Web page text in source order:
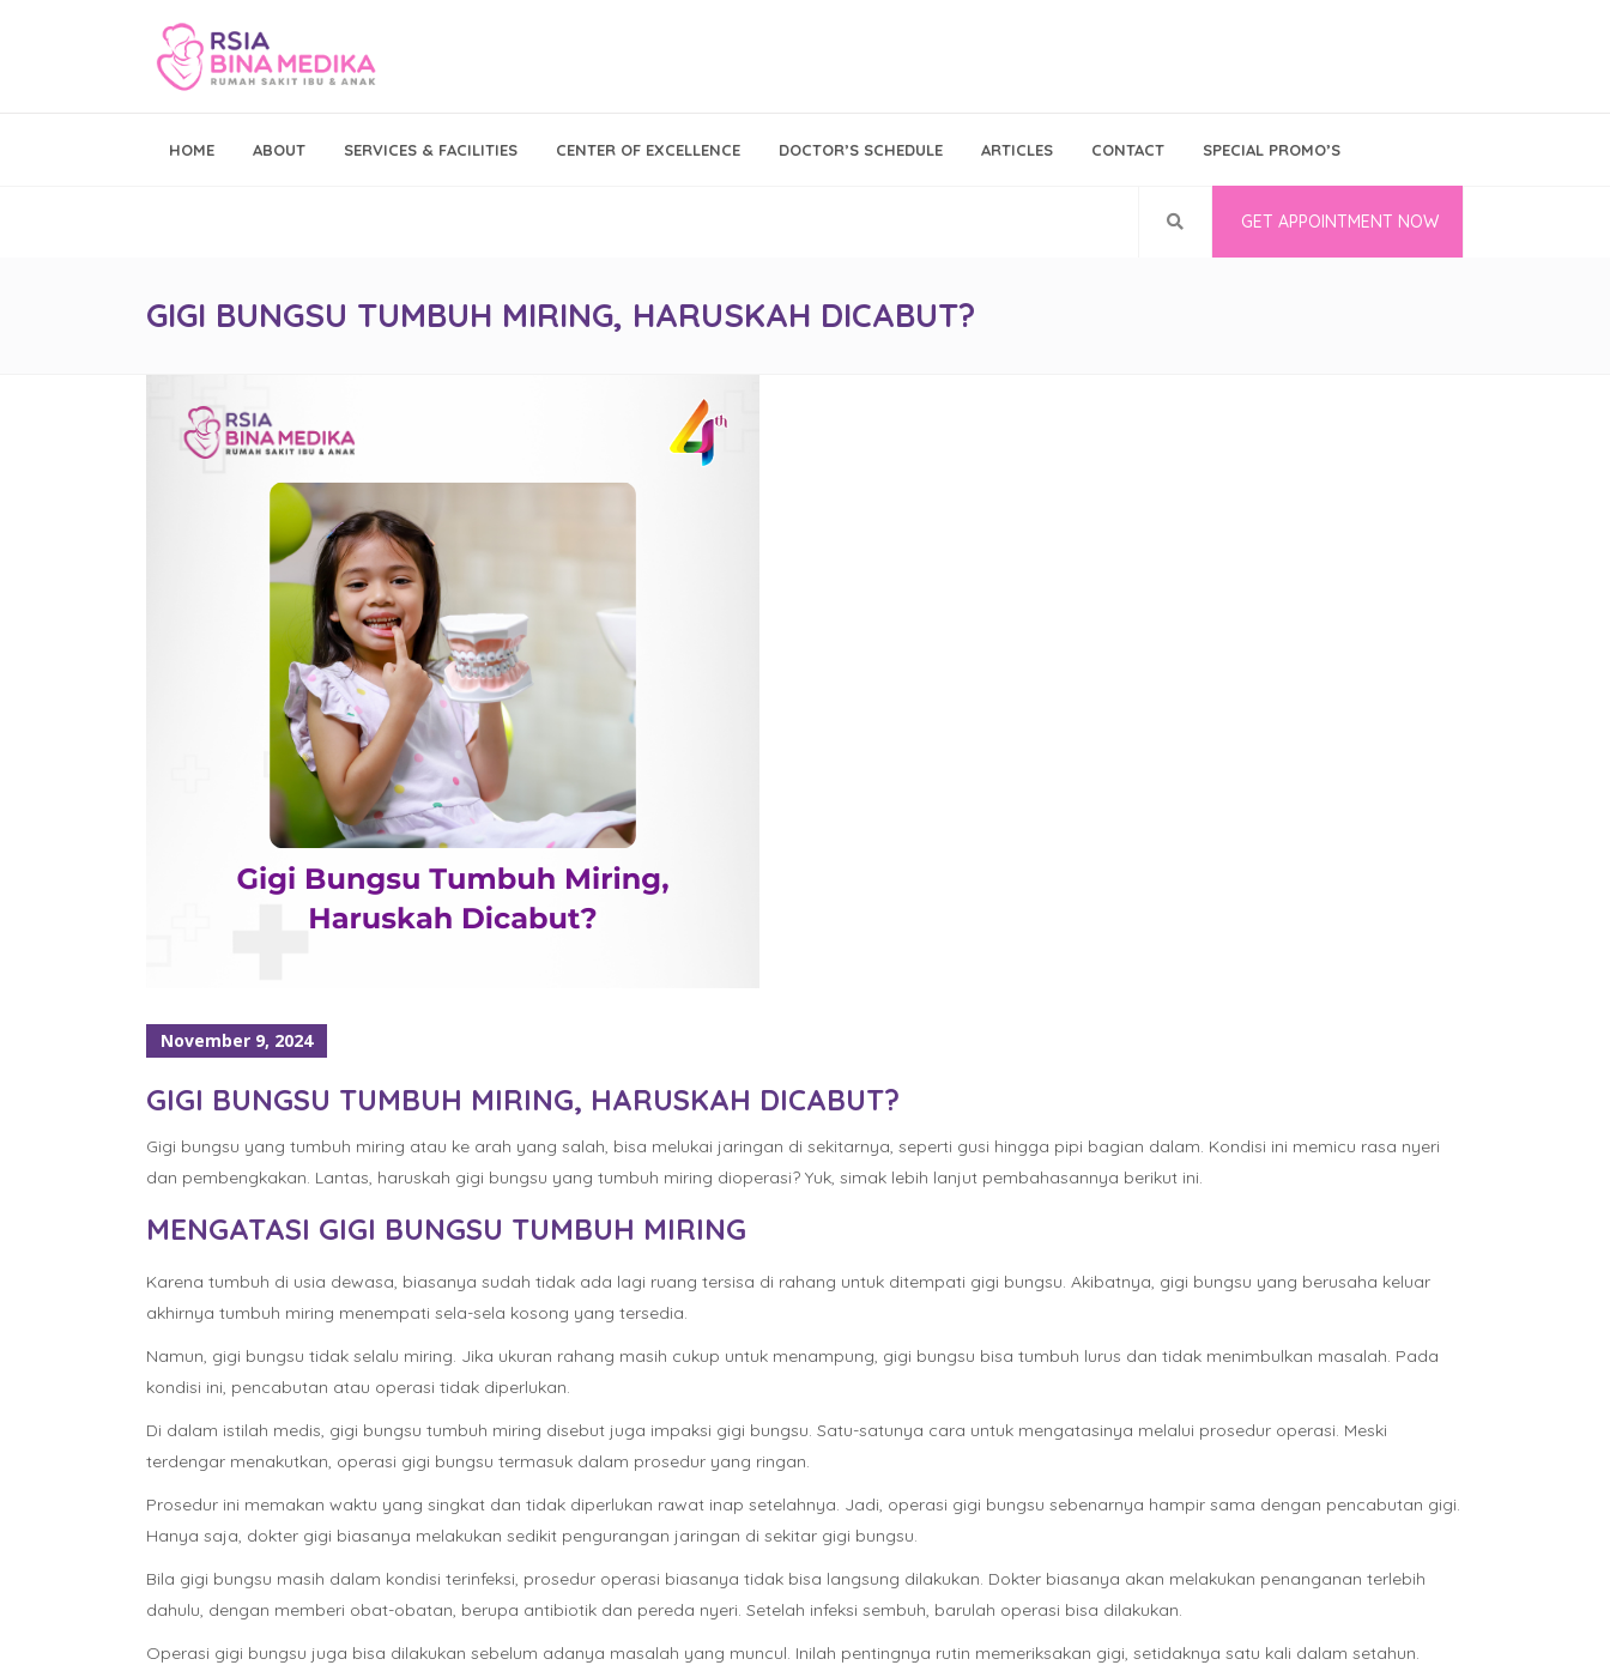
Emergency Call
Call Center
Klinik
Bina Medika
Follow Us
HOME ABOUT SERVICES & FACILITIES CENTER OF EXCELLENCE DOCTOR’S SCHEDULE ARTICLES CONTACT SPECIAL PROMO’S
GET APPOINTMENT NOW
GIGI BUNGSU TUMBUH MIRING, HARUSKAH DICABUT?
November 9, 2024
GIGI BUNGSU TUMBUH MIRING, HARUSKAH DICABUT?
Gigi bungsu yang tumbuh miring atau ke arah yang salah, bisa melukai jaringan di sekitarnya, seperti gusi hingga pipi bagian dalam. Kondisi ini memicu rasa nyeri
dan pembengkakan. Lantas, haruskah gigi bungsu yang tumbuh miring dioperasi? Yuk, simak lebih lanjut pembahasannya berikut ini.
MENGATASI GIGI BUNGSU TUMBUH MIRING
Karena tumbuh di usia dewasa, biasanya sudah tidak ada lagi ruang tersisa di rahang untuk ditempati gigi bungsu. Akibatnya, gigi bungsu yang berusaha keluar
akhirnya tumbuh miring menempati sela-sela kosong yang tersedia.
Namun, gigi bungsu tidak selalu miring. Jika ukuran rahang masih cukup untuk menampung, gigi bungsu bisa tumbuh lurus dan tidak menimbulkan masalah. Pada
kondisi ini, pencabutan atau operasi tidak diperlukan.
Di dalam istilah medis, gigi bungsu tumbuh miring disebut juga impaksi gigi bungsu. Satu-satunya cara untuk mengatasinya melalui prosedur operasi. Meski
terdengar menakutkan, operasi gigi bungsu termasuk dalam prosedur yang ringan.
Prosedur ini memakan waktu yang singkat dan tidak diperlukan rawat inap setelahnya. Jadi, operasi gigi bungsu sebenarnya hampir sama dengan pencabutan gigi.
Hanya saja, dokter gigi biasanya melakukan sedikit pengurangan jaringan di sekitar gigi bungsu.
Bila gigi bungsu masih dalam kondisi terinfeksi, prosedur operasi biasanya tidak bisa langsung dilakukan. Dokter biasanya akan melakukan penanganan terlebih
dahulu, dengan memberi obat-obatan, berupa antibiotik dan pereda nyeri. Setelah infeksi sembuh, barulah operasi bisa dilakukan.
Operasi gigi bungsu juga bisa dilakukan sebelum adanya masalah yang muncul. Inilah pentingnya rutin memeriksakan gigi, setidaknya satu kali dalam setahun.